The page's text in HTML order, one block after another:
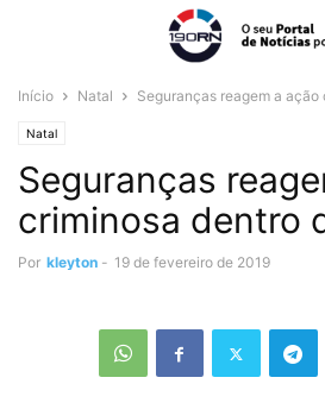
Início Natal Seguranças reagem a ação
Natal
Seguranças
criminosa dentro
Por kleyton - 19 de fevereiro de 2019